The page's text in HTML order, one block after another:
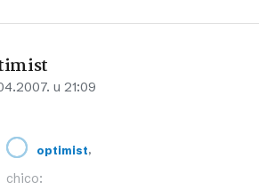
u 21:09
optimist,
chico: